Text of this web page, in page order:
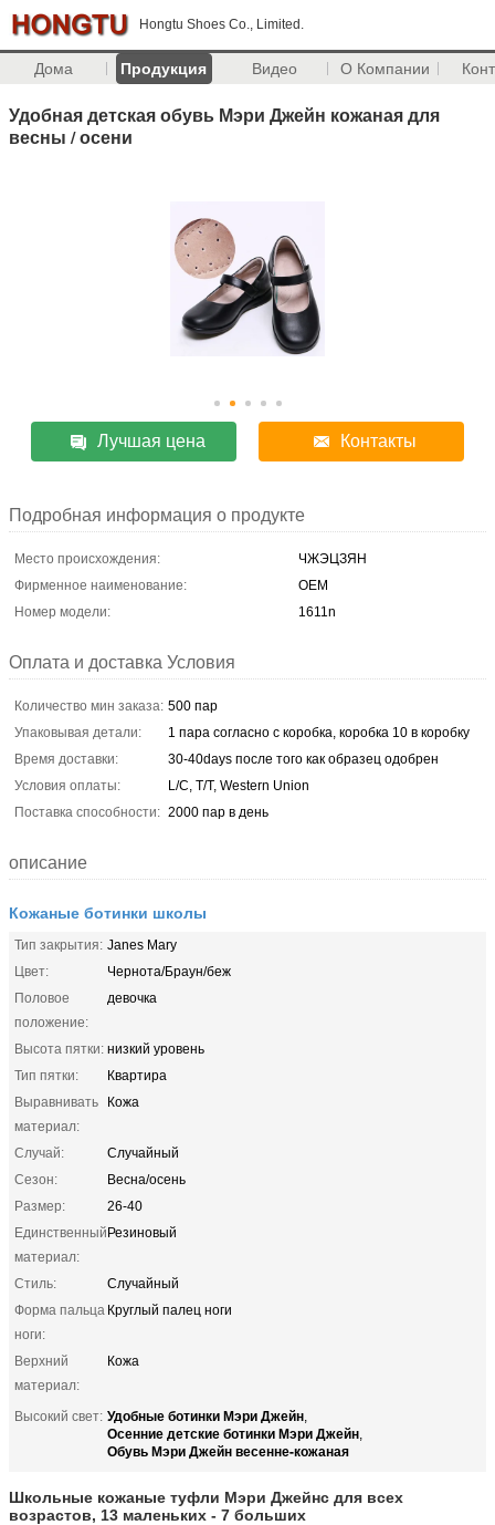
Hongtu Shoes Co., Limited.
Дома Продукция Видео О Компании
Удобная детская обувь Мэри Джейн кожаная для
весны / осени
Лучшая цена Контакты
Подробная информация о продукте
Место происхождения:
ЧЖЭЦЗЯН
Фирменное наименование:
OEM
Номер модели:
1611n
Оплата и доставка Условия
Количество мин заказа: 500 пар
Упаковывая детали:
1 пара согласно с коробка, коробка 10 в коробку
Время доставки:
30-40days после того как образец одобрен
Условия оплаты:
L/C, T/T, Western Union
Поставка способности: 2000 пар в день
описание
Кожаные ботинки школы
Тип закрытия: Janes Mary
Цвет:
Чернота/Браун/беж
Половое
положение:
девочка
Высота пятки: низкий уровень
Тип пятки:
Квартира
Выравнивать
материал:
Кожа
Случай:
Случайный
Сезон:
Весна/осень
Размер:
26-40
Единственный
материал:
Резиновый
Стиль:
Случайный
Форма пальца
ноги:
Круглый палец ноги
Верхний
материал:
Кожа
Высокий свет: Удобные ботинки Мэри Джейн,
Осенние детские ботинки Мэри Джейн,
Обувь Мэри Джейн весенне-кожаная
Школьные кожаные туфли Мэри Джейнс для всех
возрастов, 13 маленьких - 7 больших